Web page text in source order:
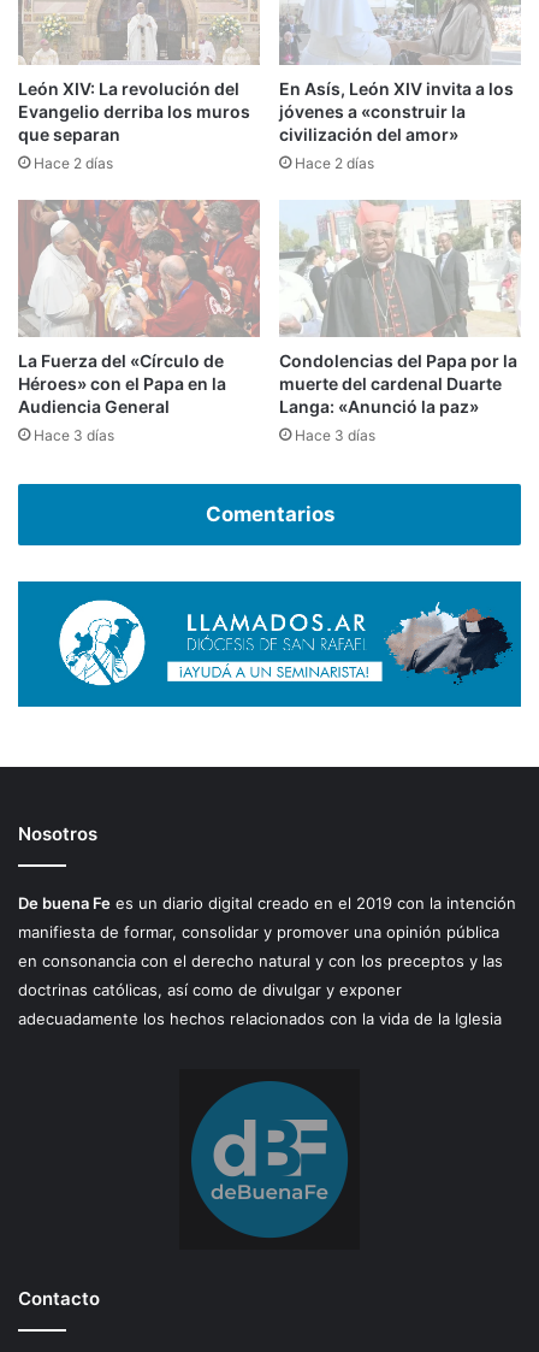
León XIV: La revolución del
Evangelio derriba los muros
que separan
Hace 2 días
En Asís, León XIV invita a los
jóvenes a «construir la
civilización del amor»
Hace 2 días
La Fuerza del «Círculo de
Héroes» con el Papa en la
Audiencia General
Hace 3 días
Condolencias del Papa por la
muerte del cardenal Duarte
Langa: «Anunció la paz»
Hace 3 días
Comentarios
Nosotros
De buena Fe es un diario digital creado en el 2019 con la intención
manifiesta de formar, consolidar y promover una opinión pública
en consonancia con el derecho natural y con los preceptos y las
doctrinas católicas, así como de divulgar y exponer
adecuadamente los hechos relacionados con la vida de la Iglesia
Contacto